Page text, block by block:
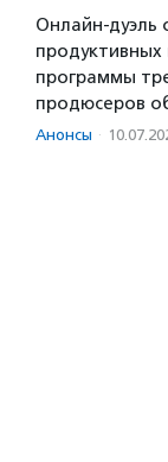
Онлайн-дуэль
программы
продюсеров
Анонсы ·